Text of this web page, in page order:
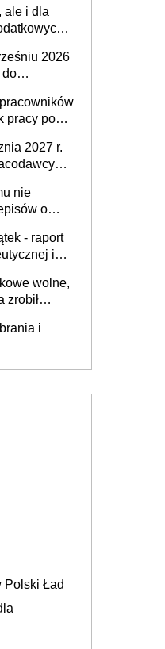
bariery po
ale i dla
2026
do
pracy po
Fundusz
2027 r.
nie
o
- raport
i
wolne,
zrobił
i
Polski Ład